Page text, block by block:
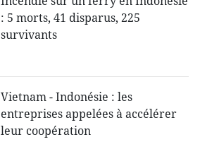
: 5 morts, 41 disparus, 225
survivants
Vietnam - Indonésie : les
entreprises appelées à accélérer
leur coopération